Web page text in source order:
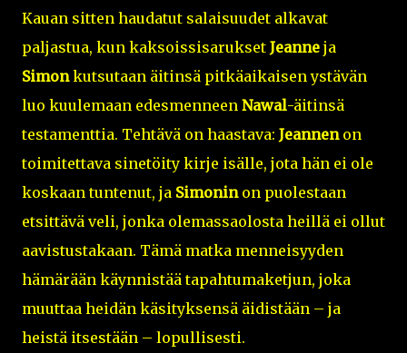
Kauan sitten haudatut salaisuudet alkavat
paljastua, kun kaksoissisarukset Jeanne ja
Simonkutsutaan äitinsä pitkäaikaisen ystävän
luo kuulemaan edesmenneen Nawal-äitinsä
testamenttia. Tehtävä on haastava: Jeannen on
toimitettava sinetöity kirje isälle, jota hän ei ole
koskaan tuntenut, ja Simonin on puolestaan
etsittävä veli, jonka olemassaolosta heillä ei ollut
aavistustakaan. Tämä matka menneisyyden
hämärään käynnistää tapahtumaketjun, joka
muuttaa heidän käsityksensä äidistään – ja
heistä itsestään – lopullisesti.